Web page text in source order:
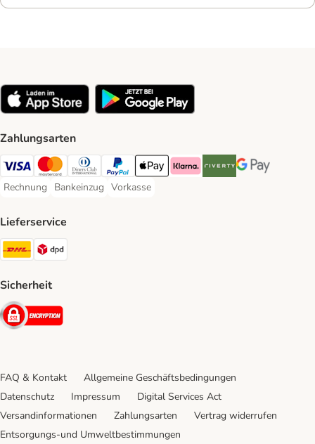
Zahlungsarten
Visa Payment Method
Mastercard Payment Method
Diners Club Payment Method
PayPal Payment Method
Apple Pay Payment Method
Klarna Payment Method
Riverty Payment Method
Google Pay
Rechnung
Rechnung Payment Method
Bankeinzug
Bankeinzug Payment Method
Vorkasse
Vorkasse Payment Method
Lieferservice
DHL Shipping Method
Sicherheit
Security
FAQ & Kontakt
Allgemeine Geschäftsbedingungen
Datenschutz
Impressum
Digital Services Act
Versandinformationen
Zahlungsarten
Vertrag widerrufen
Entsorgungs-und Umweltbestimmungen